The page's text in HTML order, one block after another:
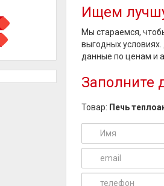
Ищем
Мы стараемся,
выгодных
данные по ценам и
Заполните
Товар: Печь